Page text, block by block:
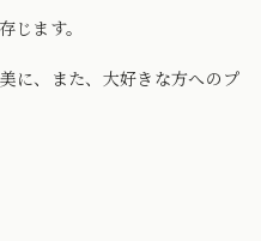
じます。
に、また、大好きな方へのプ